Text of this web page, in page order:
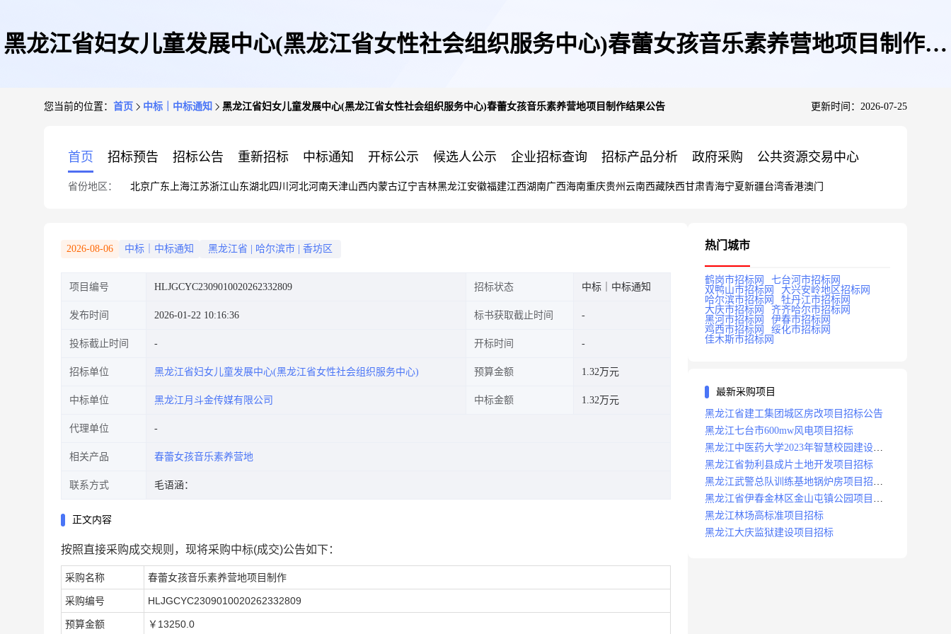
黑龙江省妇女儿童发展中心(黑龙江省女性社会组织服务中心)春蕾女孩音乐素养营地项目制作结
您当前的位置： 首页 中标｜中标通知 黑龙江省妇女儿童发展中心(黑龙江省女性社会组织服务中心)春蕾女孩音乐素养营地项目制作结果公告 更新时间：2026-07-25
首页 招标预告 招标公告 重新招标 中标通知 开标公示 候选人公示 企业招标查询 招标产品分析 政府采购 公共资源交易中心
省份地区： 北京广东 上海江苏浙江山东湖北四川 河北河南天津山西内蒙古辽宁吉林黑龙江安徽福建江西湖南广西海南重庆贵州 云南西藏陕西甘肃青海宁夏新疆台湾香港澳门
2026-08-06 中标｜中标通知 黑龙江省 哈尔滨市 香坊区
项目编号 HLJGCYC2309010020262332809 招标状态 中标｜中标通知
发布时间 2026-01-22 10:16:36 标书获取截止时间
投标截止时间 开标时间
招标单位 黑龙江省妇女儿童发展中心(黑龙江省女性社会组织服务中心) 预算金额 1.32万元
中标单位 黑龙江月斗金传媒有限公司 中标金额 1.32万元
代理单位
相关产品 春蕾女孩音乐素养营地
联系方式 毛语涵：
正文内容
按照直接采购成交规则，现将采购中标(成交)公告如下：
采购名称 春蕾女孩音乐素养营地项目制作
采购编号 HLJGCYC2309010020262332809
预算金额 ￥13250.0
热门城市
鹤岗市招标网
七台河市招标网
双鸭山市招标网
大兴安岭地区招标网
哈尔滨市招标网
牡丹江市招标网
大庆市招标网
齐齐哈尔市招标网
黑河市招标网
伊春市招标网
鸡西市招标网
绥化市招标网
佳木斯市招标网
最新采购项目
黑龙江省建工集团城区房改项目招标公告
黑龙江七台市600mw风电项目招标
黑龙江中医药大学2023年智慧校园建设项
目招标公告
黑龙江省勃利县成片土地开发项目招标
黑龙江武警总队训练基地锅炉房项目招标
公示
黑龙江省伊春金林区金山屯镇公园项目招
标公告
黑龙江林场高标准项目招标
黑龙江大庆监狱建设项目招标